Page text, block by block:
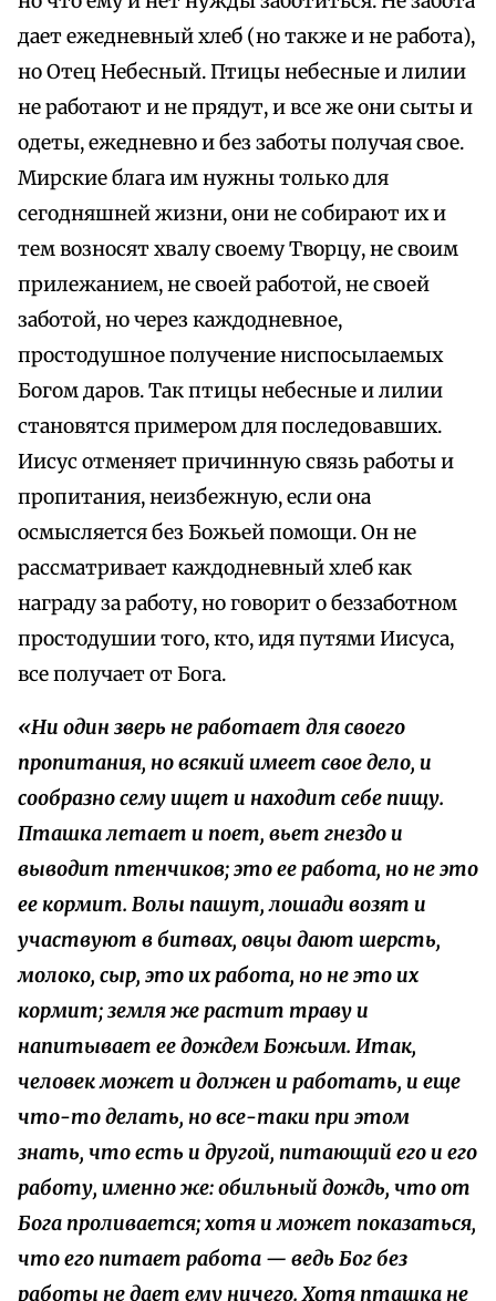
дает ежедневный хлеб (но также и не работа),
но Отец Небесный. Птицы небесные и лилии
не работают и не прядут, и все же они сыты и
одеты, ежедневно и без заботы получая свое.
Мирские блага им нужны только для
сегодняшней жизни, они не собирают их и
тем возносят хвалу своему Творцу, не своим
прилежанием, не своей работой, не своей
заботой, но через каждодневное,
простодушное получение ниспосылаемых
Богом даров. Так птицы небесные и лилии
становятся примером для последовавших.
Иисус отменяет причинную связь работы и
пропитания, неизбежную, если она
осмысляется без Божьей помощи. Он не
рассматривает каждодневный хлеб как
награду за работу, но говорит о беззаботном
простодушии того, кто, идя путями Иисуса,
все получает от Бога.
«Ни один зверь не работает для своего
пропитания, но всякий имеет свое дело, и
сообразно сему ищет и находит себе пищу.
Пташка летает и поет, вьет гнездо и
выводит птенчиков; это ее работа, но не это
ее кормит. Волы пашут, лошади возят и
участвуют в битвах, овцы дают шерсть,
молоко, сыр, это их работа, но не это их
кормит; земля же растит траву и
напитывает ее дождем Божьим. Итак,
человек может и должен и работать, и еще
что-то делать, но все-таки при этом
знать, что есть и другой, питающий его и его
работу, именно же: обильный дождь, что от
Бога проливается; хотя и может показаться,
что его питает работа — ведь Бог без
работы не дает ему ничего. Хотя пташка не